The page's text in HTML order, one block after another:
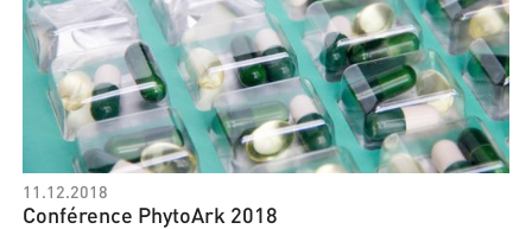
11.12.2018
Conférence PhytoArk 2018